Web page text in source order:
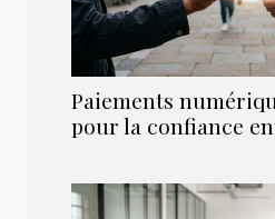
Paiements
pour la confiance